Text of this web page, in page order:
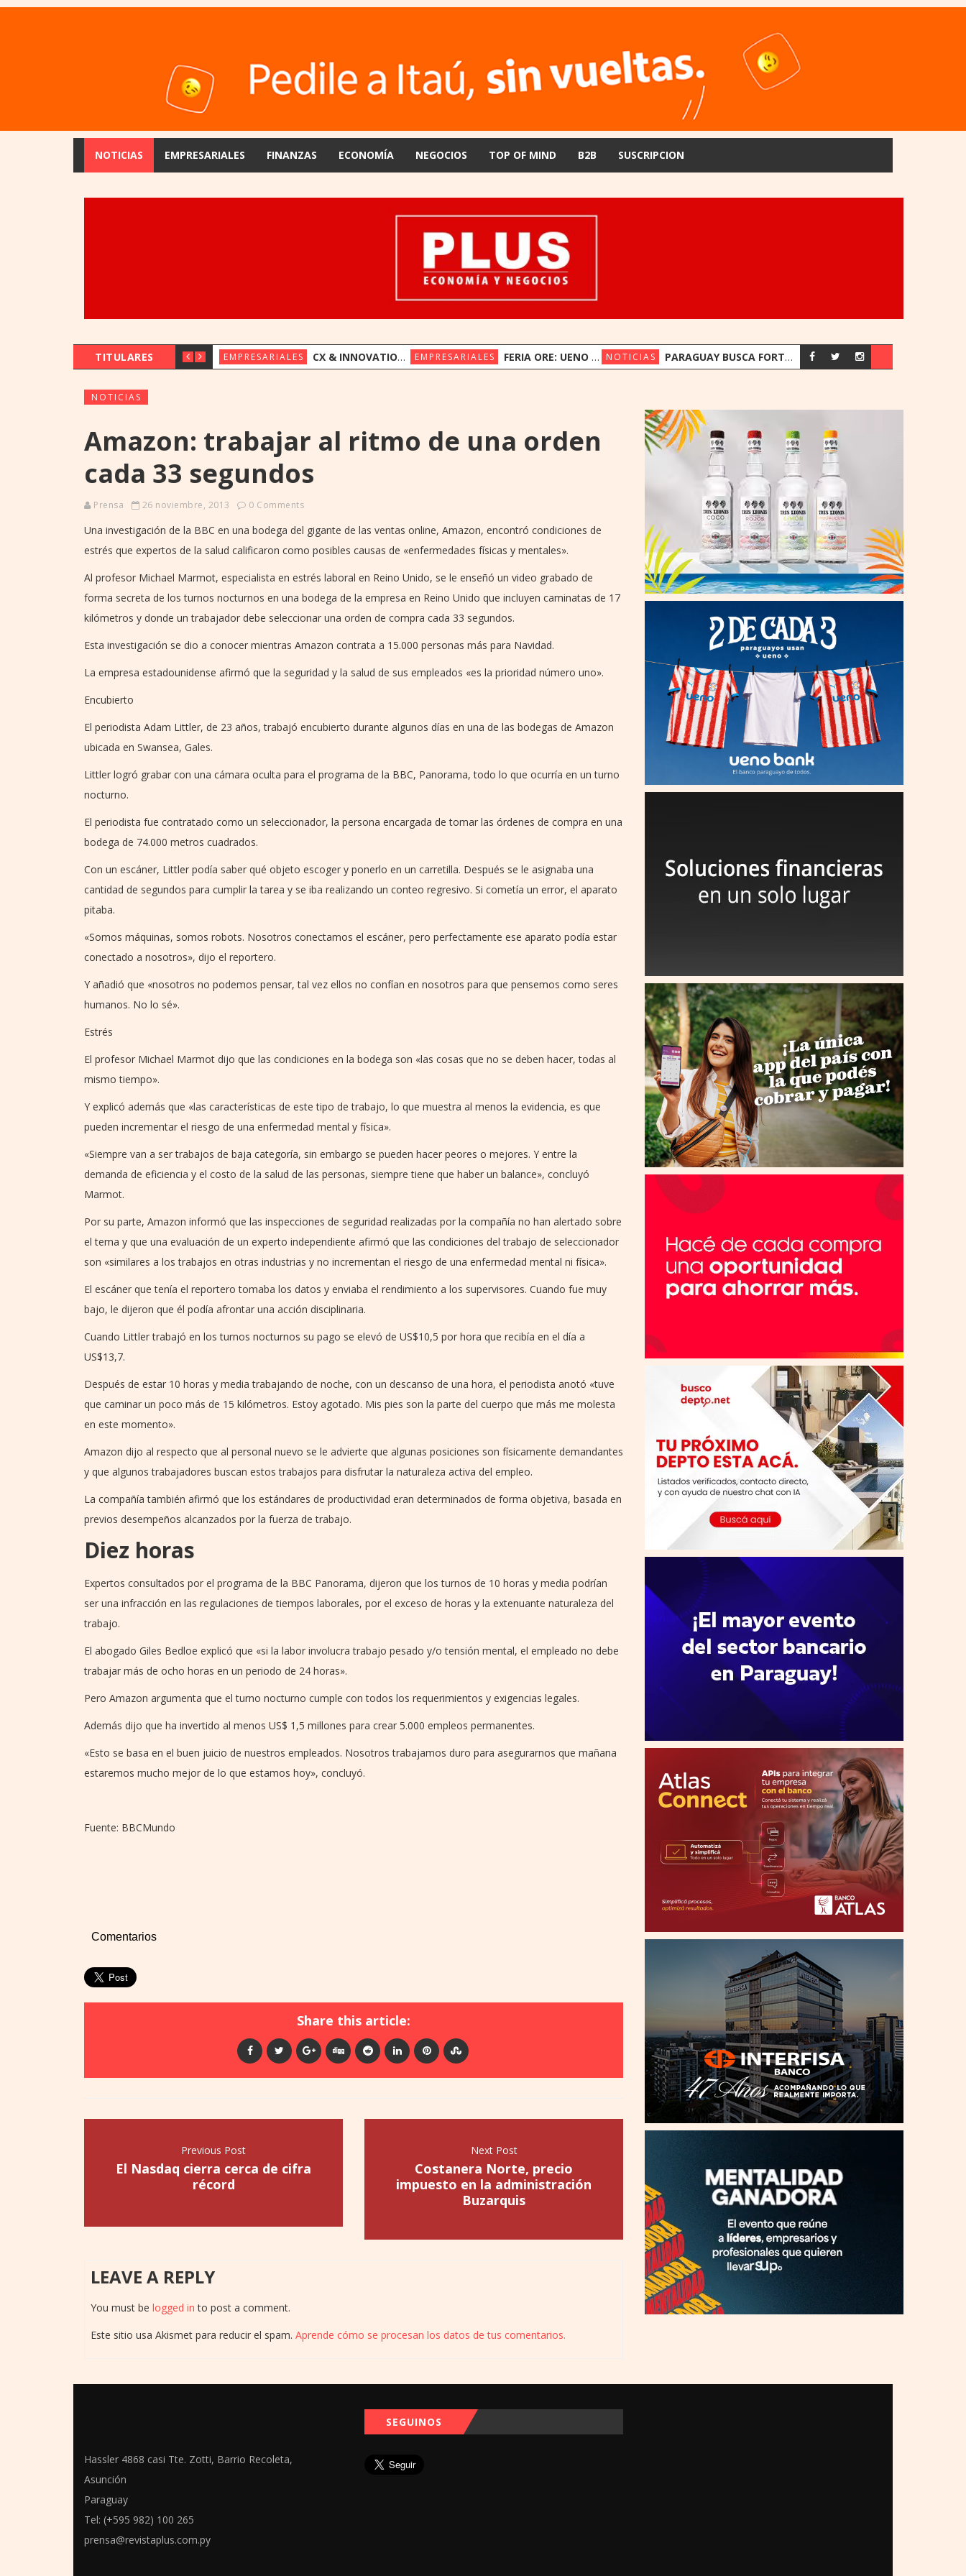
NOTICIAS EMPRESARIALES FINANZAS ECONOMÍA NEGOCIOS TOP OF MIND B2B SUSCRIPCION
TITULARES EMPRESARIALES CX & INNOVATION CONGRESS REÚNE A LÍDERES REGIONALES PARA EXPLORAR LA NUEVA ERA DE LA EXPERIENCIA DEL CLIENTE EMPRESARIALES FERIA ORE: UENO BANK APUESTA POR LA CULTURA INDÍGENA Y EL COMERCIO JUSTO NOTICIAS PARAGUAY BUSCA FORTALECER SU ESTRATEGIA ENERGÉTICA ANTE EL CRECIMIENTO DE LA DEMANDA
NOTICIAS
Amazon: trabajar al ritmo de una orden
cada 33 segundos
Prensa 26 noviembre, 2013 0 Comments
Una investigación de la BBC en una bodega del gigante de las ventas online, Amazon, encontró condiciones de
estrés que expertos de la salud calificaron como posibles causas de «enfermedades físicas y mentales».
Al profesor Michael Marmot, especialista en estrés laboral en Reino Unido, se le enseñó un video grabado de
forma secreta de los turnos nocturnos en una bodega de la empresa en Reino Unido que incluyen caminatas de 17
kilómetros y donde un trabajador debe seleccionar una orden de compra cada 33 segundos.
Esta investigación se dio a conocer mientras Amazon contrata a 15.000 personas más para Navidad.
La empresa estadounidense afirmó que la seguridad y la salud de sus empleados «es la prioridad número uno».
Encubierto
El periodista Adam Littler, de 23 años, trabajó encubierto durante algunos días en una de las bodegas de Amazon
ubicada en Swansea, Gales.
Littler logró grabar con una cámara oculta para el programa de la BBC, Panorama, todo lo que ocurría en un turno
nocturno.
El periodista fue contratado como un seleccionador, la persona encargada de tomar las órdenes de compra en una
bodega de 74.000 metros cuadrados.
Con un escáner, Littler podía saber qué objeto escoger y ponerlo en un carretilla. Después se le asignaba una
cantidad de segundos para cumplir la tarea y se iba realizando un conteo regresivo. Si cometía un error, el aparato
pitaba.
«Somos máquinas, somos robots. Nosotros conectamos el escáner, pero perfectamente ese aparato podía estar
conectado a nosotros», dijo el reportero.
Y añadió que «nosotros no podemos pensar, tal vez ellos no confían en nosotros para que pensemos como seres
humanos. No lo sé».
Estrés
El profesor Michael Marmot dijo que las condiciones en la bodega son «las cosas que no se deben hacer, todas al
mismo tiempo».
Y explicó además que «las características de este tipo de trabajo, lo que muestra al menos la evidencia, es que
pueden incrementar el riesgo de una enfermedad mental y física».
«Siempre van a ser trabajos de baja categoría, sin embargo se pueden hacer peores o mejores. Y entre la
demanda de eficiencia y el costo de la salud de las personas, siempre tiene que haber un balance», concluyó
Marmot.
Por su parte, Amazon informó que las inspecciones de seguridad realizadas por la compañía no han alertado sobre
el tema y que una evaluación de un experto independiente afirmó que las condiciones del trabajo de seleccionador
son «similares a los trabajos en otras industrias y no incrementan el riesgo de una enfermedad mental ni física».
El escáner que tenía el reportero tomaba los datos y enviaba el rendimiento a los supervisores. Cuando fue muy
bajo, le dijeron que él podía afrontar una acción disciplinaria.
Cuando Littler trabajó en los turnos nocturnos su pago se elevó de US$10,5 por hora que recibía en el día a
US$13,7.
Después de estar 10 horas y media trabajando de noche, con un descanso de una hora, el periodista anotó «tuve
que caminar un poco más de 15 kilómetros. Estoy agotado. Mis pies son la parte del cuerpo que más me molesta
en este momento».
Amazon dijo al respecto que al personal nuevo se le advierte que algunas posiciones son físicamente demandantes
y que algunos trabajadores buscan estos trabajos para disfrutar la naturaleza activa del empleo.
La compañía también afirmó que los estándares de productividad eran determinados de forma objetiva, basada en
previos desempeños alcanzados por la fuerza de trabajo.
Diez horas
Expertos consultados por el programa de la BBC Panorama, dijeron que los turnos de 10 horas y media podrían
ser una infracción en las regulaciones de tiempos laborales, por el exceso de horas y la extenuante naturaleza del
trabajo.
El abogado Giles Bedloe explicó que «si la labor involucra trabajo pesado y/o tensión mental, el empleado no debe
trabajar más de ocho horas en un periodo de 24 horas».
Pero Amazon argumenta que el turno nocturno cumple con todos los requerimientos y exigencias legales.
Además dijo que ha invertido al menos US$ 1,5 millones para crear 5.000 empleos permanentes.
«Esto se basa en el buen juicio de nuestros empleados. Nosotros trabajamos duro para asegurarnos que mañana
estaremos mucho mejor de lo que estamos hoy», concluyó.
Fuente: BBCMundo
Comentarios
Share this article:
Previous Post
El Nasdaq cierra cerca de cifra
récord
Next Post
Costanera Norte, precio
impuesto en la administración
Buzarquis
LEAVE A REPLY
You must be logged in to post a comment.
Este sitio usa Akismet para reducir el spam. Aprende cómo se procesan los datos de tus comentarios.
Hassler 4868 casi Tte. Zotti, Barrio Recoleta,
Asunción
Paraguay
Tel: (+595 982) 100 265
prensa@revistaplus.com.py
SEGUINOS